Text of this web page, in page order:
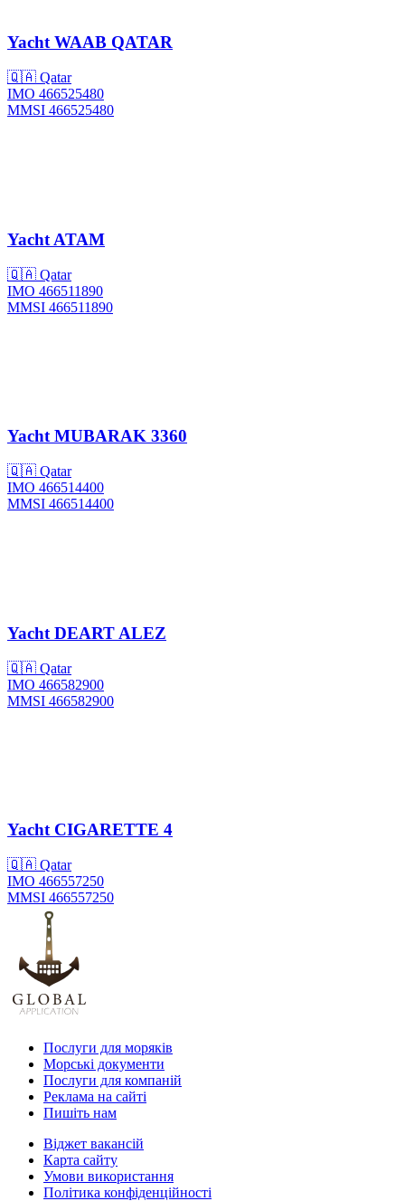
YachtWAAB QATAR
🇶🇦 Qatar
IMO 466525480
MMSI 466525480
Yacht ATAM
🇶🇦 Qatar
IMO 466511890
MMSI 466511890
YachtMUBARAK 3360
🇶🇦 Qatar
IMO 466514400
MMSI 466514400
Yacht DEART ALEZ
🇶🇦 Qatar
IMO 466582900
MMSI 466582900
YachtCIGARETTE 4
🇶🇦 Qatar
IMO 466557250
MMSI 466557250
Послуги для моряків
Морські документи
Послуги для компаній
Реклама на сайті
Пишіть нам
Віджет вакансій
Карта сайту
Умови використання
Політика конфіденційності